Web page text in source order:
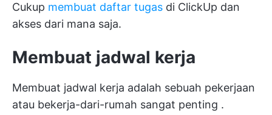
Cukup membuat daftar tugas di ClickUp dan
akses dari mana saja.
Membuat jadwal kerja
Membuat jadwal kerja adalah sebuah pekerjaan
atau bekerja-dari-rumah sangat penting .